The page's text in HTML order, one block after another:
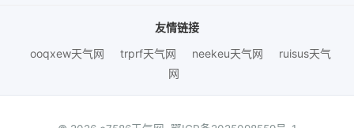
友情链接
ooqxew天气网
trprf天气网 neekeu天气网
ruisus天气
网